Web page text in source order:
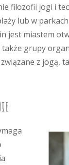
filozofii jogi i
lub w
jest miastem
grupy
z jogą,